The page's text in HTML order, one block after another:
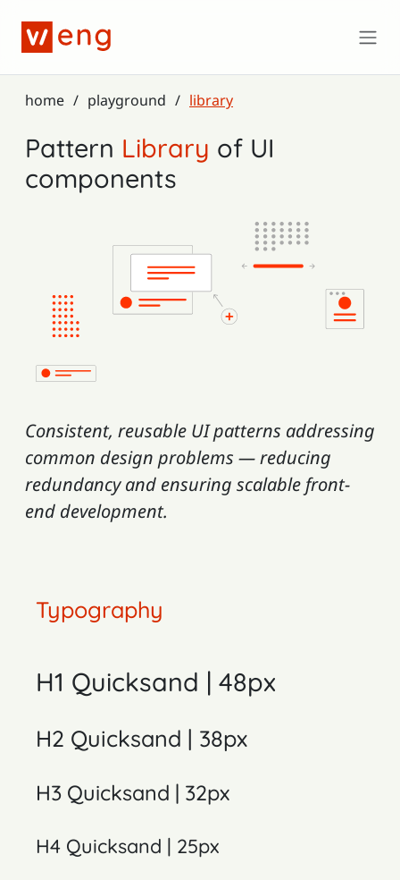
home playground library
Pattern Library of UI
components
Consistent, reusable UI patterns addressing
common design problems — reducing
redundancy and ensuring scalable front-
end development.
Typography
H1 Quicksand | 48px
H2 Quicksand | 38px
H3 Quicksand | 32px
H4 Quicksand | 25px